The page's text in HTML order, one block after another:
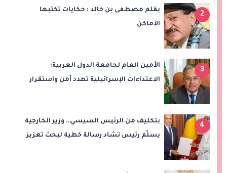
2
بقلم مصطفى بن خالد : حكايات تكتبها
الأماكن
3
الأمين العام لجامعة الدول العربية:
الاعتداءات الإسرائيلية تهدد أمن واستقرار
4
بتكليف من الرئيس السيسي.. وزير الخارجية
يسلّم رئيس تشاد رسالة خطية لبحث تعزيز